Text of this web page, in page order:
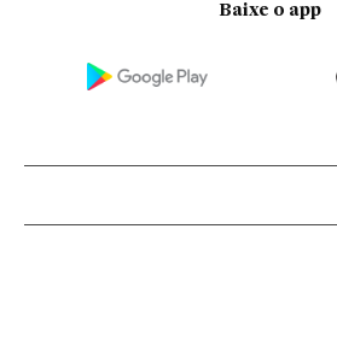
Baixe o app